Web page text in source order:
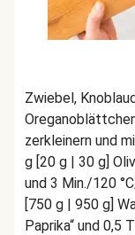
Zwiebel,
zerkleinern und
g [20 g | 30 g]
und 3 Min./120
[750 g | 950 g]
Paprika“ und 0,5